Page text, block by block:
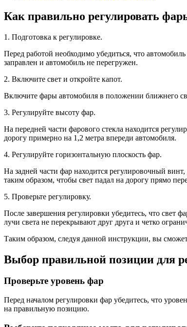
Как правильно регулировать
1. Подготовка к регулировке.
Перед работой необходимо убедиться, что
заправлен и автомобиль не перегружен.
2. Включите свет и откройте капот.
Включите фары автомобиля в положении ближнего
3. Регулируйте высоту фар.
На передней части фарового стекла находится
дорогу примерно на 1,2 метра впереди автомобиля.
4. Регулируйте горизонтальную плоскость фар.
На задней части фар находится регулировочный
таким образом, чтобы свет падал на дорогу прямо
5. Проверьте регулировку.
После завершения регулировки убедитесь, что свет
лучи света не перекрывают друг друга и четко
Таким образом, следуя данной инструкции, вы
Выбор правильной позиции для
Проверьте уровень фар
Перед началом регулировки фар убедитесь, что
на правильную позицию.